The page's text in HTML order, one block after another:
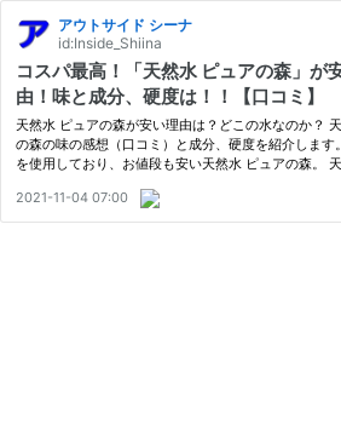
アウトサイド シーナ
id:Inside_Shiina
コスパ最高！「天然水 ピュアの森」が
由！味と成分、硬度は！！【口コミ】
天然水 ピュアの森が安い理由は？どこの水なのか？
の森の味の感想（口コミ）と成分、硬度を紹介します
を使用しており、お値段も安い天然水 ピュアの森。
アの森が気になるあなたの参考になれば幸いです。
2021-11-04 07:00